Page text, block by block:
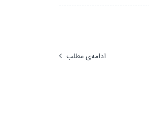
ادامه‌ی مطلب